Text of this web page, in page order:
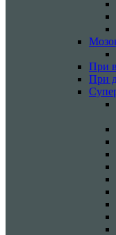
При
При